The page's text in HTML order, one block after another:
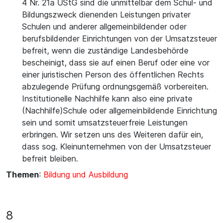
4 Nr. 21a UStG sind die unmittelbar dem Schul- und
Bildungszweck dienenden Leistungen privater
Schulen und anderer allgemeinbildender oder
berufsbildender Einrichtungen von der Umsatzsteuer
befreit, wenn die zuständige Landesbehörde
bescheinigt, dass sie auf einen Beruf oder eine vor
einer juristischen Person des öffentlichen Rechts
abzulegende Prüfung ordnungsgemäß vorbereiten.
Institutionelle Nachhilfe kann also eine private
(Nachhilfe)Schule oder allgemeinbildende Einrichtung
sein und somit umsatzsteuerfreie Leistungen
erbringen. Wir setzen uns des Weiteren dafür ein,
dass sog. Kleinunternehmen von der Umsatzsteuer
befreit bleiben.
Themen: Bildung und Ausbildung
8